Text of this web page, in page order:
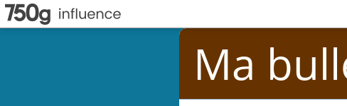
Ma